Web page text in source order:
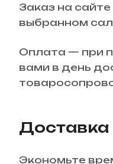
Заказ на
выбранном
Оплата — при
вами в день
Доставка
Экономьте